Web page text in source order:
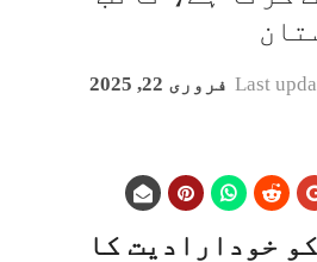
Last فروری 22, 2025
خودارادیت کا